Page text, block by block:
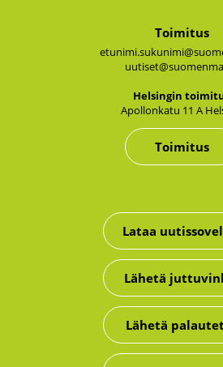
Toimitus
Hel­sin­gin
Apol­lon­ka­tu 11 A
Toimitus
Lataa
Lähetä
Lähetä